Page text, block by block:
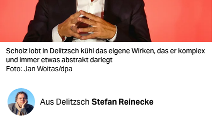
wahrheit
verlag
verlag
shop
fragen & hilfe
Scholz lobt in Delitzsch kühl das eigene Wirken, das er komplex
und immer etwas abstrakt darlegt
Foto: Jan Woitas/dpa
Aus Delitzsch Stefan Reinecke